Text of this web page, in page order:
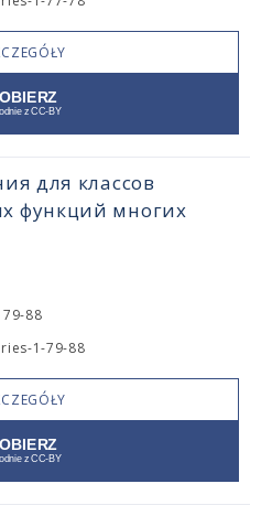
для классов
функций многих
88
1-79-88